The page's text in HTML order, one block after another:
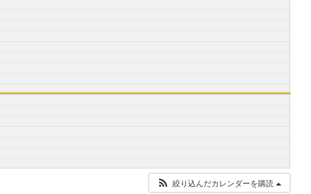
絞り込んだカレンダーを購読